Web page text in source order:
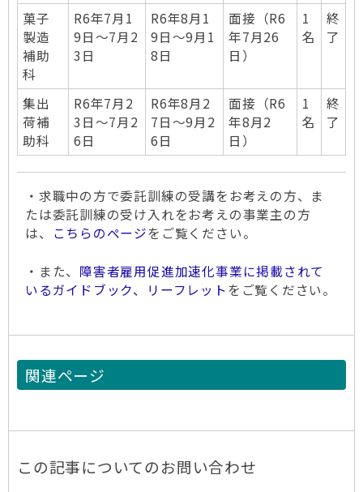
菓子
製造
補助
科
R6年7月1
9日～7月2
3日
R6年8月1
9日～9月1
8日
面接（R6
年7月26
日）
1
名
終
了
集出
荷補
助科
R6年7月2
3日～7月2
6日
R6年8月2
7日～9月2
6日
面接（R6
年8月2
日）
1
名
終
了
・求職中の方で委託訓練の受講をお考えの方、ま
たは委託訓練の受け入れをお考えの事業主の方
は、
こちらのページをご覧ください。
・また、 障害者雇用促進加速化事業に掲載されて
いるガイドブック、リーフレット をご覧ください。
関連ページ
この記事についてのお問い合わせ